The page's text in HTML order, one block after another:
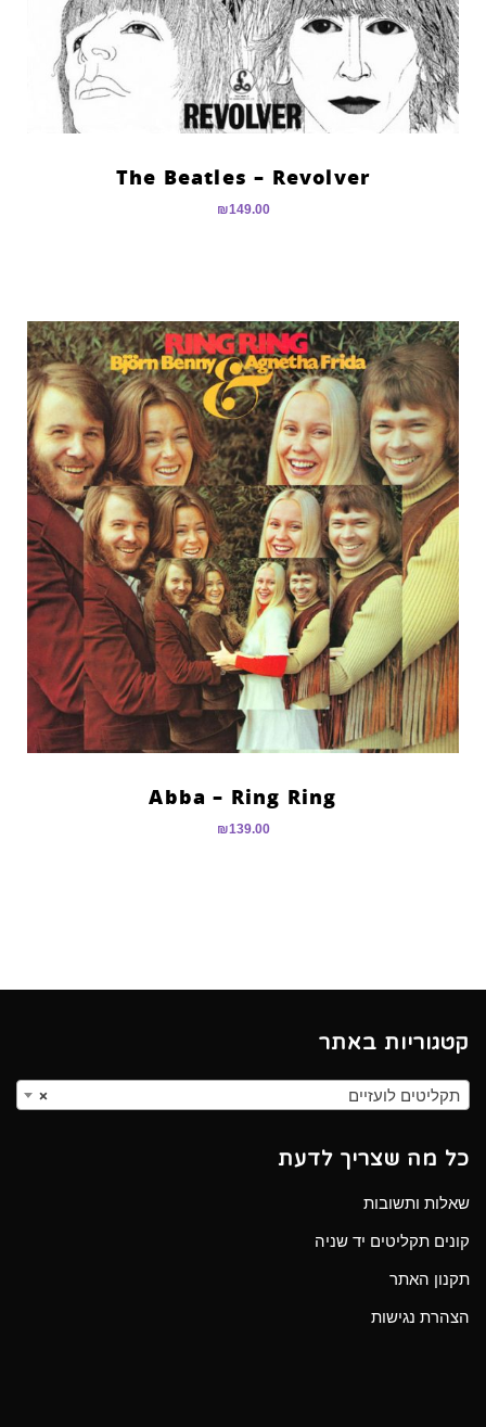
The Beatles – Revolver
₪149.00
Abba – Ring Ring
₪139.00
קטגוריות באתר
× תקליטים לועזיים
כל מה שצריך לדעת
שאלות ותשובות
קונים תקליטים יד שניה
תקנון האתר
הצהרת נגישות